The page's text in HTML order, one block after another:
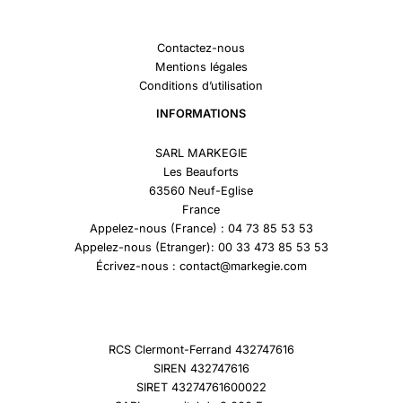
Contactez-nous
Mentions légales
Conditions d’utilisation
INFORMATIONS
SARL MARKEGIE
Les Beauforts
63560 Neuf-Eglise
France
Appelez-nous (France) : 04 73 85 53 53
Appelez-nous (Etranger): 00 33 473 85 53 53
Écrivez-nous : contact@markegie.com
RCS Clermont-Ferrand 432747616
SIREN 432747616
SIRET 43274761600022